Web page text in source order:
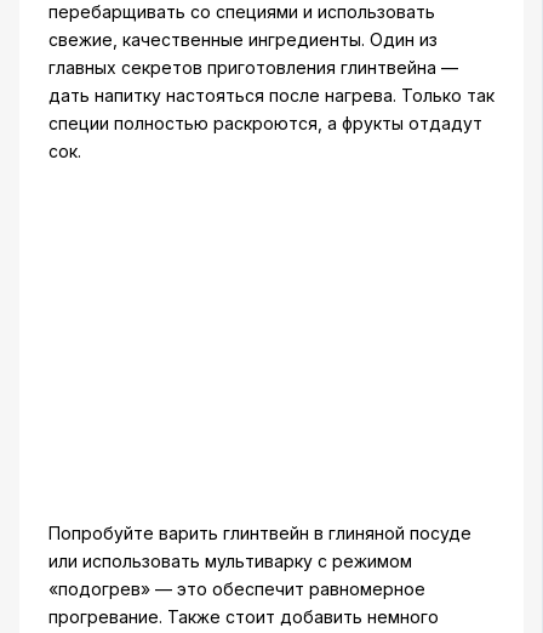
перебарщивать со специями и использовать
свежие, качественные ингредиенты. Один из
главных секретов приготовления глинтвейна —
дать напитку настояться после нагрева. Только так
специи полностью раскроются, а фрукты отдадут
сок.
Попробуйте варить глинтвейн в глиняной посуде
или использовать мультиварку с режимом
«подогрев» — это обеспечит равномерное
прогревание. Также стоит добавить немного